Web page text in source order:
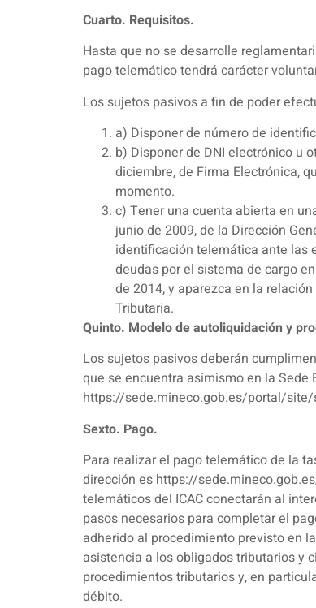
Cuarto. Requisitos.
Hasta que no se desarrolle
pago telemático tendrá carácter
Los sujetos pasivos a fin de poder
a) Disponer de número de
b) Disponer de DNI electrónico u
diciembre, de Firma Electrónica,
momento.
c) Tener una cuenta abierta en
junio de 2009, de la Dirección
identificación telemática ante las
deudas por el sistema de cargo
de 2014, y aparezca en la
Tributaria.
Quinto. Modelo de autoliquidación y
Los sujetos pasivos deberán
que se encuentra asimismo en la
https://sede.mineco.gob.es/portal/
Sexto. Pago.
Para realizar el pago telemático de la
dirección es https://
telemáticos del ICAC conectarán al
pasos necesarios para completar el
adherido al procedimiento previsto en
asistencia a los obligados tributarios y
procedimientos tributarios y, en
débito.